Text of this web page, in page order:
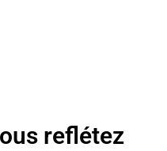
reflétez